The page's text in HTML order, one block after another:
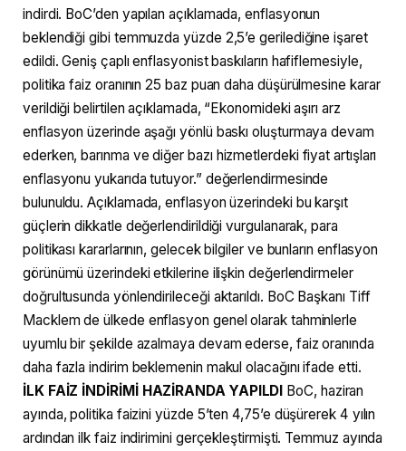
indirdi. BoC’den yapılan açıklamada, enflasyonun
beklendiği gibi temmuzda yüzde 2,5’e gerilediğine işaret
edildi. Geniş çaplı enflasyonist baskıların hafiflemesiyle,
politika faiz oranının 25 baz puan daha düşürülmesine karar
verildiği belirtilen açıklamada, “Ekonomideki aşırı arz
enflasyon üzerinde aşağı yönlü baskı oluşturmaya devam
ederken, barınma ve diğer bazı hizmetlerdeki fiyat artışları
enflasyonu yukarıda tutuyor.” değerlendirmesinde
bulunuldu. Açıklamada, enflasyon üzerindeki bu karşıt
güçlerin dikkatle değerlendirildiği vurgulanarak, para
politikası kararlarının, gelecek bilgiler ve bunların enflasyon
görünümü üzerindeki etkilerine ilişkin değerlendirmeler
doğrultusunda yönlendirileceği aktarıldı. BoC Başkanı Tiff
Macklem de ülkede enflasyon genel olarak tahminlerle
uyumlu bir şekilde azalmaya devam ederse, faiz oranında
daha fazla indirim beklemenin makul olacağını ifade etti.
İLK FAİZ İNDİRİMİ HAZİRANDA YAPILDI BoC, haziran
ayında, politika faizini yüzde 5’ten 4,75’e düşürerek 4 yılın
ardından ilk faiz indirimini gerçekleştirmişti. Temmuz ayında